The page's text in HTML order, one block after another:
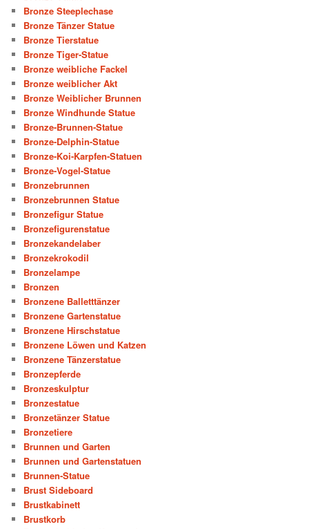
Bronze Steeplechase
Bronze Tänzer Statue
Bronze Tierstatue
Bronze Tiger-Statue
Bronze weibliche Fackel
Bronze weiblicher Akt
Bronze Weiblicher Brunnen
Bronze Windhunde Statue
Bronze-Brunnen-Statue
Bronze-Delphin-Statue
Bronze-Koi-Karpfen-Statuen
Bronze-Vogel-Statue
Bronzebrunnen
Bronzebrunnen Statue
Bronzefigur Statue
Bronzefigurenstatue
Bronzekandelaber
Bronzekrokodil
Bronzelampe
Bronzen
Bronzene Balletttänzer
Bronzene Gartenstatue
Bronzene Hirschstatue
Bronzene Löwen und Katzen
Bronzene Tänzerstatue
Bronzepferde
Bronzeskulptur
Bronzestatue
Bronzetänzer Statue
Bronzetiere
Brunnen und Garten
Brunnen und Gartenstatuen
Brunnen-Statue
Brust Sideboard
Brustkabinett
Brustkorb